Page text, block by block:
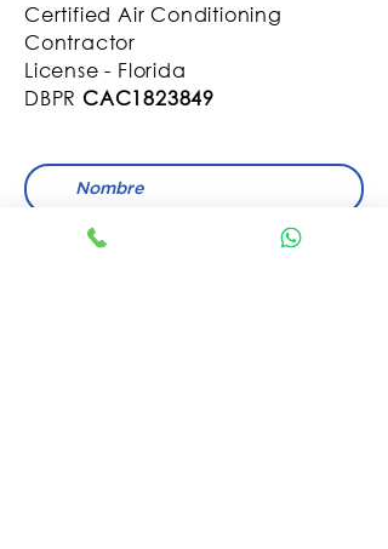
Certified Air Conditioning
Contractor
License - Florida
DBPR CAC1823849